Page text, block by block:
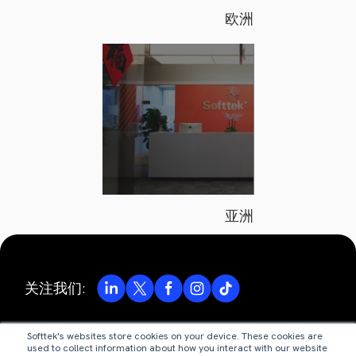
Softtek's websites store cookies on your device. These cookies are
used to collect information about how you interact with our website
欧洲
亚洲
关注我们:
© Valores Corporativos Softtek S.A. de C.V. 2026.